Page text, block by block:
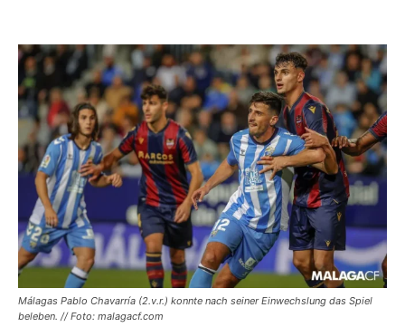
Málagas Pablo Chavarría (2.v.r.) konnte nach seiner Einwechslung das Spiel
beleben. // Foto: malagacf.com